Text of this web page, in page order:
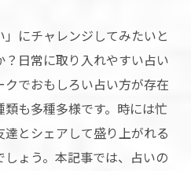
にチャレンジしてみたいと
日常に取り入れやすい占い
でおもしろい占い方が存在
も多種多様です。時には忙
とシェアして盛り上がれる
ょう。本記事では、占いの